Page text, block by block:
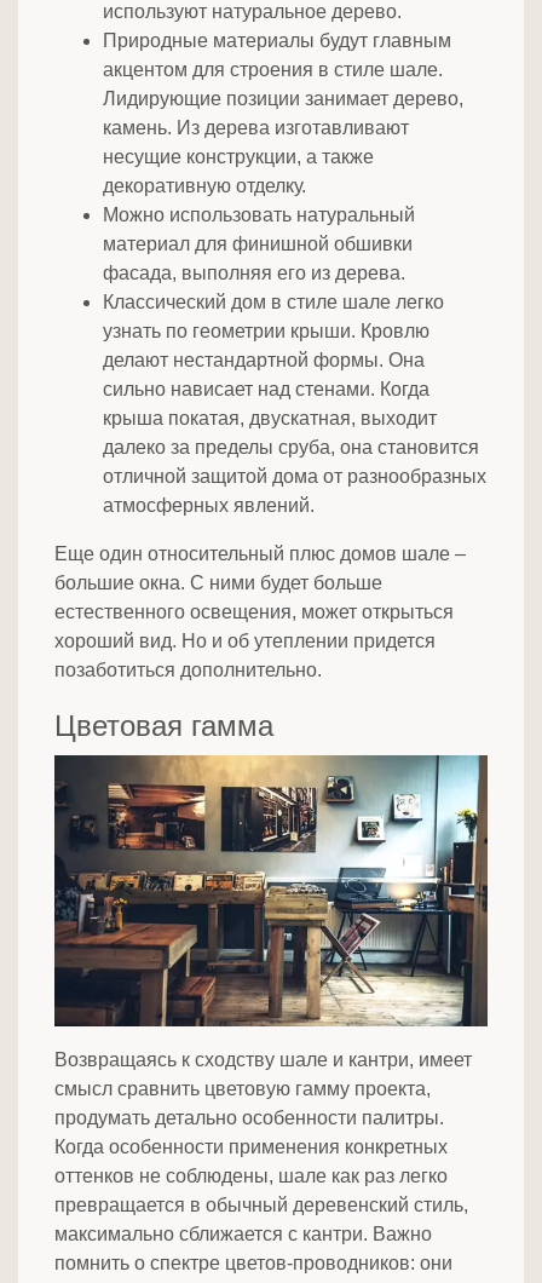
используют натуральное дерево.
Природные материалы будут главным
акцентом для строения в стиле шале.
Лидирующие позиции занимает дерево,
камень. Из дерева изготавливают
несущие конструкции, а также
декоративную отделку.
Можно использовать натуральный
материал для финишной обшивки
фасада, выполняя его из дерева.
Классический дом в стиле шале легко
узнать по геометрии крыши. Кровлю
делают нестандартной формы. Она
сильно нависает над стенами. Когда
крыша покатая, двускатная, выходит
далеко за пределы сруба, она становится
отличной защитой дома от разнообразных
атмосферных явлений.
Еще один относительный плюс домов шале –
большие окна. С ними будет больше
естественного освещения, может открыться
хороший вид. Но и об утеплении придется
позаботиться дополнительно.
Цветовая гамма
Возвращаясь к сходству шале и кантри, имеет
смысл сравнить цветовую гамму проекта,
продумать детально особенности палитры.
Когда особенности применения конкретных
оттенков не соблюдены, шале как раз легко
превращается в обычный деревенский стиль,
максимально сближается с кантри. Важно
помнить о спектре цветов-проводников: они